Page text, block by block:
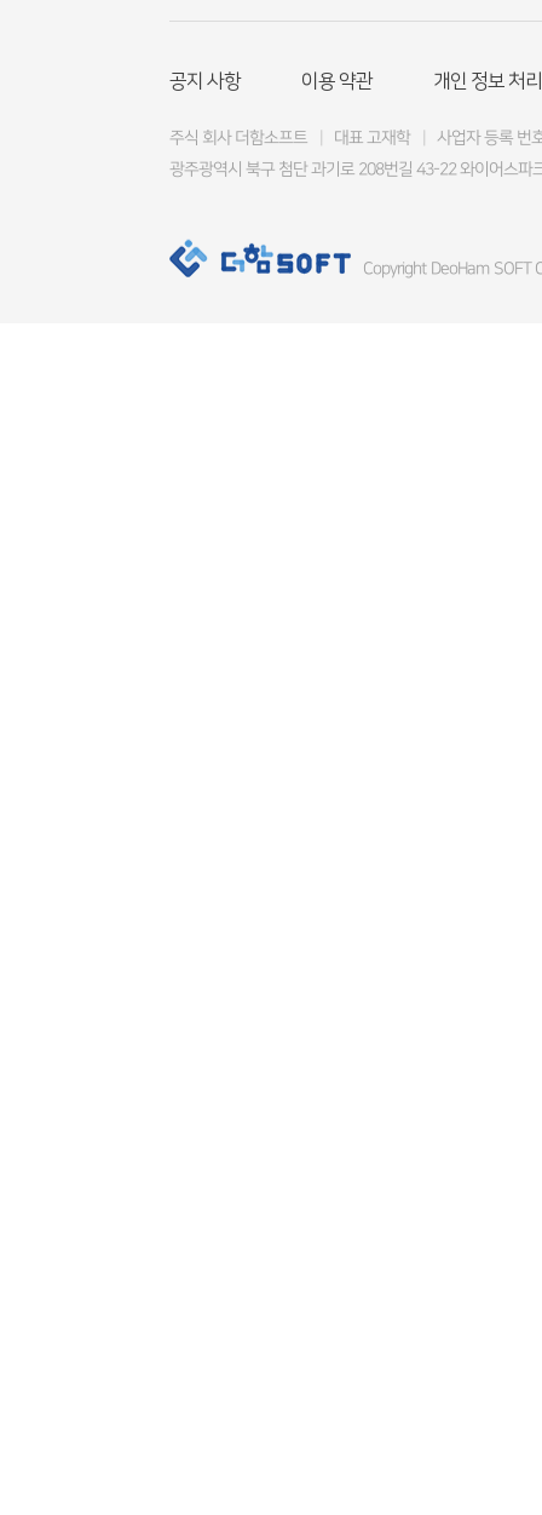
공지 사항 이용 약관 개인 정보 처
주식 회사 더함소프트 대표 고재학 사업자 등록 번
광주광역시 북구 첨단 과기로 208번길 43-22 와이어스파
Copyright DeoHam SOFT